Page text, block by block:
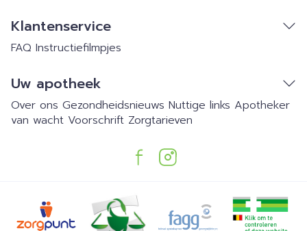
Klantenservice
FAQ Instructiefilmpjes
Uw apotheek
Over ons Gezondheidsnieuws Nuttige links Apotheker
van wacht Voorschrift Zorgtarieven